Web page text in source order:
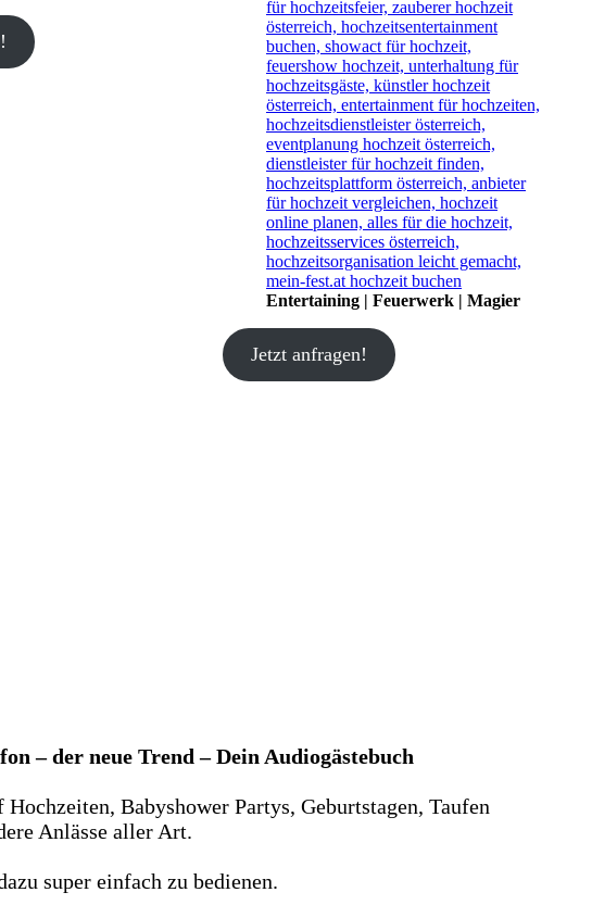
Entertaining | Feuerwerk | Magier
Jetzt anfragen!
– der neue Trend – Dein Audiogästebuch
Babyshower Partys, Geburtstagen, Taufen
Anlässe aller Art.
super einfach zu bedienen.